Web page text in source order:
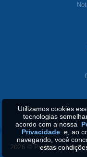
2026 © Prefeitura
Utilizamos cookies
tecnologias
acordo com a nossa
Privacidadee, ao
navegando, você
estas